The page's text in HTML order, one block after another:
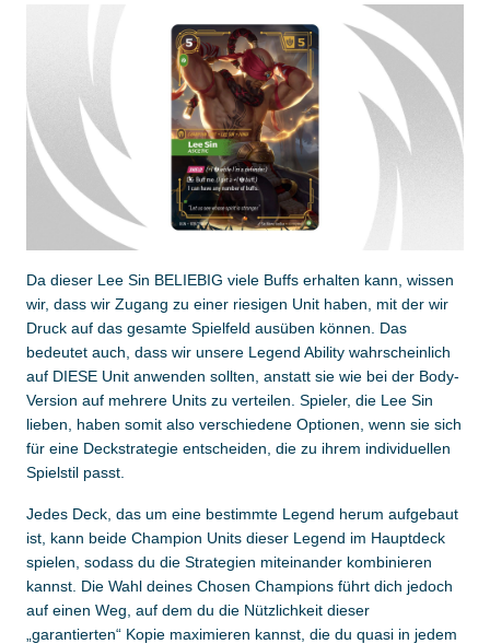
Da dieser Lee Sin BELIEBIG viele Buffs erhalten kann, wissen
wir, dass wir Zugang zu einer riesigen Unit haben, mit der wir
Druck auf das gesamte Spielfeld ausüben können. Das
bedeutet auch, dass wir unsere Legend Ability wahrscheinlich
auf DIESE Unit anwenden sollten, anstatt sie wie bei der Body-
Version auf mehrere Units zu verteilen. Spieler, die Lee Sin
lieben, haben somit also verschiedene Optionen, wenn sie sich
für eine Deckstrategie entscheiden, die zu ihrem individuellen
Spielstil passt.
Jedes Deck, das um eine bestimmte Legend herum aufgebaut
ist, kann beide Champion Units dieser Legend im Hauptdeck
spielen, sodass du die Strategien miteinander kombinieren
kannst. Die Wahl deines Chosen Champions führt dich jedoch
auf einen Weg, auf dem du die Nützlichkeit dieser
„garantierten“ Kopie maximieren kannst, die du quasi in jedem